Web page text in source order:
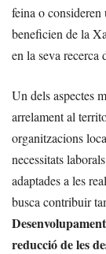
feina o consideren
beneficien de la
en la seva recerca
Un dels aspectes
arrelament al
organitzacions
necessitats
adaptades a les
busca contribuir
reducció de les